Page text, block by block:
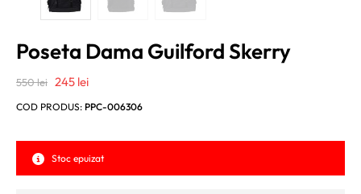
Poseta Dama Guilford Skerry
550lei Prețul
inițial
fost:
550 lei.
245 leiPrețul
curent
245 lei.
COD PRODUS: PPC-006306
Stoc epuizat